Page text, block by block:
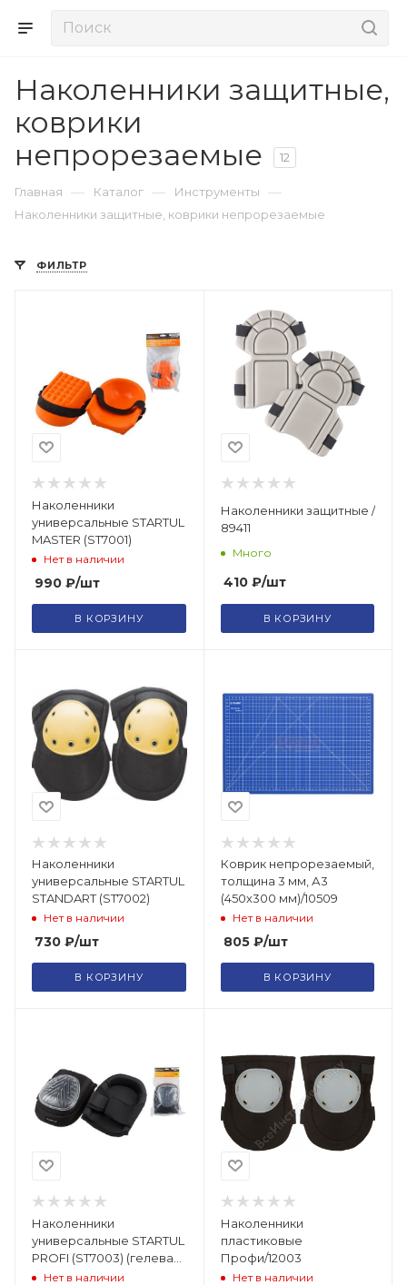
Наколенники защитные,
коврики
непрорезаемые
12
Главная — Каталог — Инструменты —
Наколенники защитные, коврики непрорезаемые
ФИЛЬТР
Наколенники
универсальные STARTUL
MASTER (ST7001)
Нет в наличии
990 ₽/шт
В КОРЗИНУ
Наколенники защитные /
89411
Много
410₽/шт
В КОРЗИНУ
Наколенники
универсальные STARTUL
STANDART (ST7002)
Нет в наличии
730 ₽/шт
В КОРЗИНУ
Коврик непрорезаемый,
толщина 3 мм, А3
(450х300 мм)/10509
Нет в наличии
805₽/шт
В КОРЗИНУ
Наколенники
универсальные STARTUL
PROFI (ST7003) (гелевая
подушка)
Нет в наличии
Наколенники
пластиковые
Профи/12003
Нет в наличии